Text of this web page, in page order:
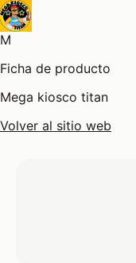
M
Ficha de producto
Mega kiosco titan
Volver al sitio web